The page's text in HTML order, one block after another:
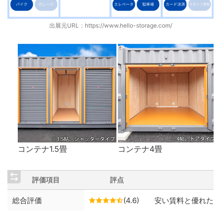
出展元URL： https://www.hello-storage.com/
コンテナ1.5畳 コンテナ4畳
評価項目 評点
総合評価 (4.6) 安い賃料と優れた